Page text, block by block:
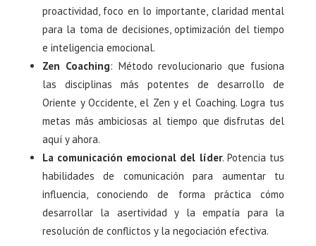
proactividad, foco en lo importante, claridad mental
para la toma de decisiones, optimización del tiempo
e inteligencia emocional.
Zen Coaching: Método revolucionario que fusiona
las disciplinas más potentes de desarrollo de
Oriente y Occidente, el Zen y el Coaching. Logra tus
metas más ambiciosas al tiempo que disfrutas del
aquí y ahora.
La comunicación emocional del líder. Potencia tus
habilidades de comunicación para aumentar tu
influencia, conociendo de forma práctica cómo
desarrollar la asertividad y la empatía para la
resolución de conflictos y la negociación efectiva.